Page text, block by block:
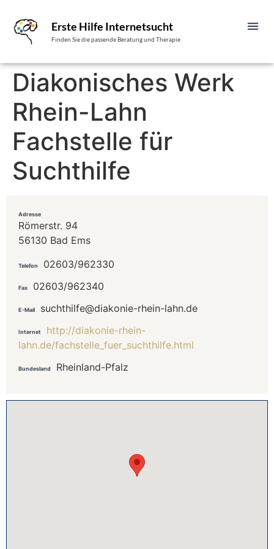
Erste Hilfe Internetsucht
Finden Sie die passende Beratung und Therapie
Diakonisches Werk
Rhein-Lahn
Fachstelle für
Suchthilfe
Adresse
Römerstr. 94
56130 Bad Ems
Telefon 02603/962330
Fax 02603/962340
E-Mail suchthilfe@diakonie-rhein-lahn.de
Internet
http://diakonie-rhein-
lahn.de/fachstelle_fuer_suchthilfe.html
Bundesland Rheinland-Pfalz